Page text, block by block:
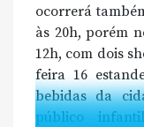
ocorrerá
às 20h, porém
12h, com dois
feira 16
bebidas da
público